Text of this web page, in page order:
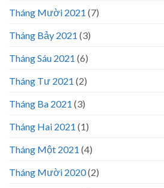
Tháng Mười 2021 (7)
Tháng Bảy 2021 (3)
Tháng Sáu 2021 (6)
Tháng Tư 2021 (2)
Tháng Ba 2021 (3)
Tháng Hai 2021 (1)
Tháng Một 2021 (4)
Tháng Mười 2020(2)